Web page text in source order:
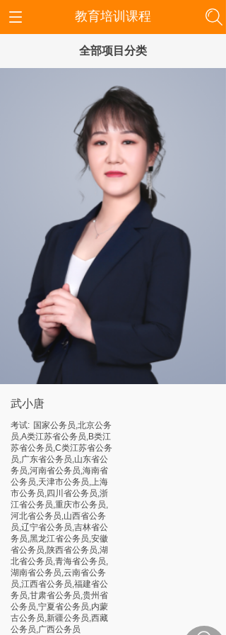
全部项目分类
武小唐
考试: 国家公务员,北京公务
员,A类江苏省公务员,B类江
苏省公务员,C类江苏省公务
员,广东省公务员,山东省公
务员,河南省公务员,海南省
公务员,天津市公务员,上海
市公务员,四川省公务员,浙
江省公务员,重庆市公务员,
河北省公务员,山西省公务
员,辽宁省公务员,吉林省公
务员,黑龙江省公务员,安徽
省公务员,陕西省公务员,湖
北省公务员,青海省公务员,
湖南省公务员,云南省公务
员,江西省公务员,福建省公
务员,甘肃省公务员,贵州省
公务员,宁夏省公务员,内蒙
古公务员,新疆公务员,西藏
公务员,广西公务员
教育培训课程